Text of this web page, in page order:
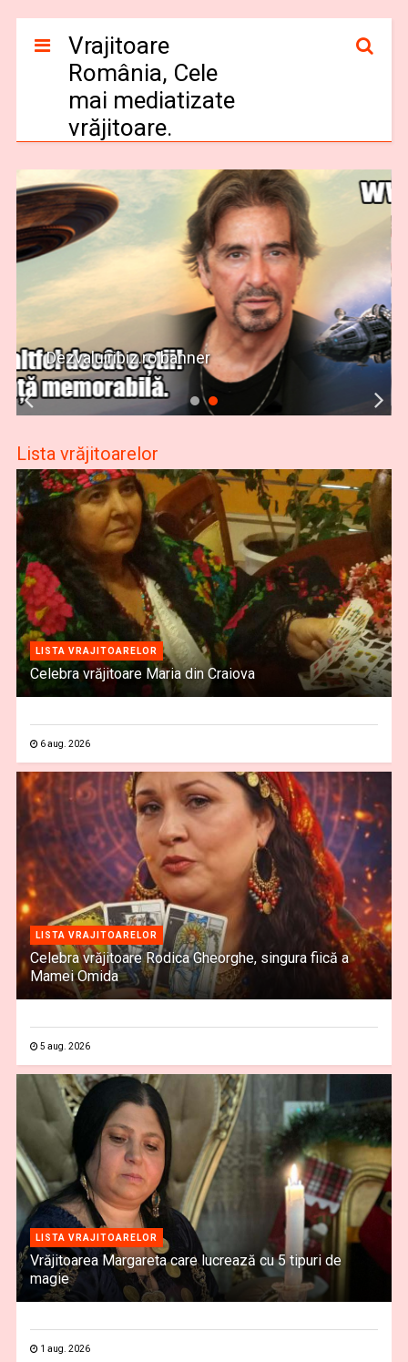
Vrajitoare
România, Cele
mai mediatizate
vrăjitoare.
Dezvaluiribiz.ro banner
Lista vrăjitoarelor
LISTA VRAJITOARELOR
Celebra vrăjitoare Maria din Craiova
6 aug. 2026
LISTA VRAJITOARELOR
Celebra vrăjitoare Rodica Gheorghe, singura fiică a
Mamei Omida
5 aug. 2026
LISTA VRAJITOARELOR
Vrăjitoarea Margareta care lucrează cu 5 tipuri de
magie
1 aug. 2026